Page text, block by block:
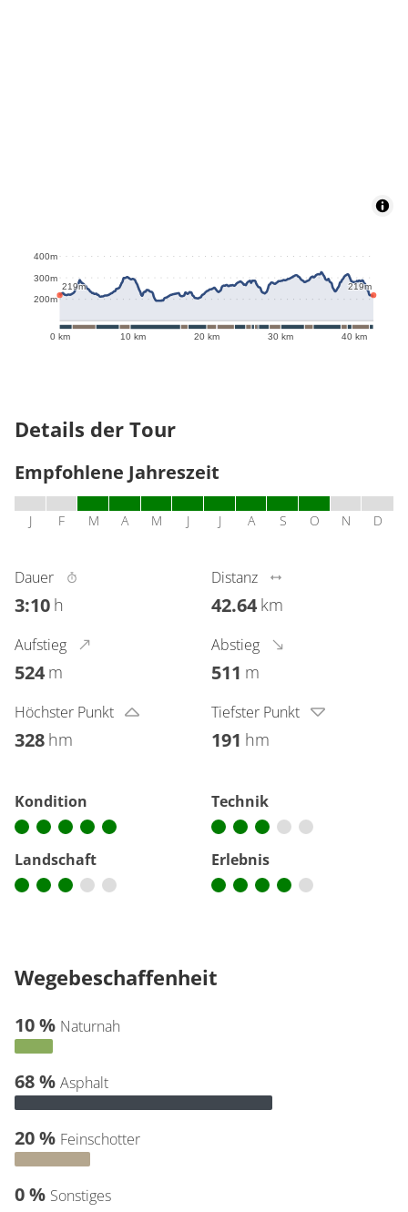
0 km 10 km 20 km 30 km 40 km
200m
300m
400m
219m 219m
Details der Tour
Empfohlene Jahreszeit
J F M A M J J A S O N D
Dauer
3:10 h
Distanz
42.64 km
Aufstieg
524 m
Abstieg
511 m
Höchster Punkt
328 hm
Tiefster Punkt
191 hm
Kondition Technik
Landschaft Erlebnis
Wegebeschaffenheit
10 % Naturnah
68 % Asphalt
20 % Feinschotter
0 % Sonstiges